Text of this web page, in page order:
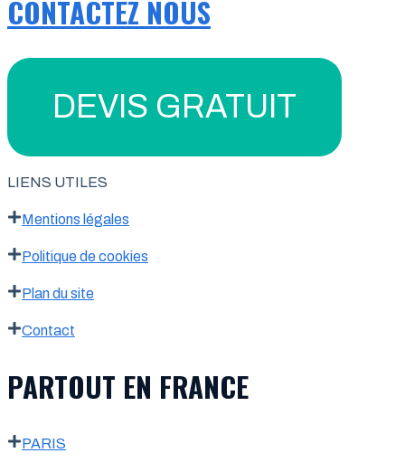
CONTACTEZ NOUS
DEVIS GRATUIT
LIENS UTILES
Mentions légales
Politique de cookies
Plan du site
Contact
PARTOUT EN FRANCE
PARIS